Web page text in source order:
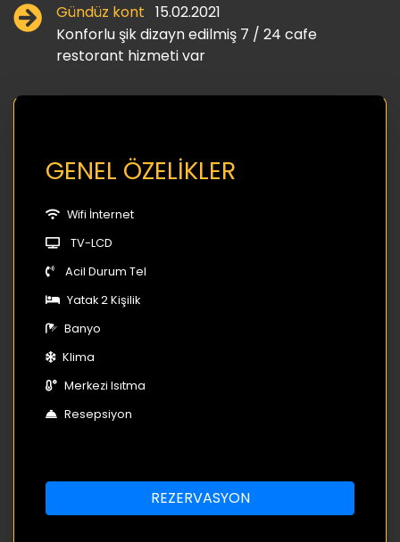
Gündüz kont 15.02.2021
Konforlu şik dizayn edilmiş 7 / 24 cafe
restorant hizmeti var
GENEL ÖZELİKLER
Wifi İnternet
TV-LCD
Acil Durum Tel
Yatak 2 Kişilik
Banyo
Klima
Merkezi Isıtma
Resepsiyon
REZERVASYON